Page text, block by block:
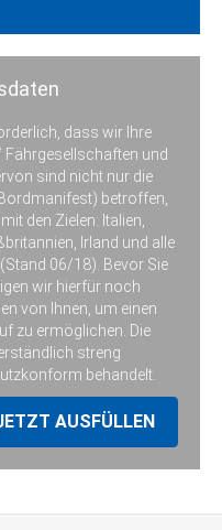
Leer,
Norden,
dass wir Ihre
und
sind nicht nur die
betroffen,
den Zielen: Italien,
Irland und alle
06/18). Bevor Sie
wir hierfür noch
von Ihnen, um einen
zu ermöglichen. Die
streng
behandelt.
AUSFÜLLEN